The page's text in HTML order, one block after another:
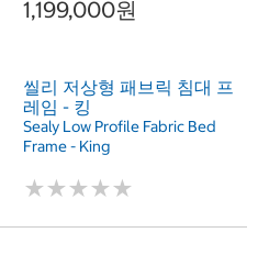
1,199,000원
씰리 저상형 패브릭 침대 프
레임 - 킹
Sealy Low Profile Fabric Bed
Frame - King
★★★★★
★★★★★